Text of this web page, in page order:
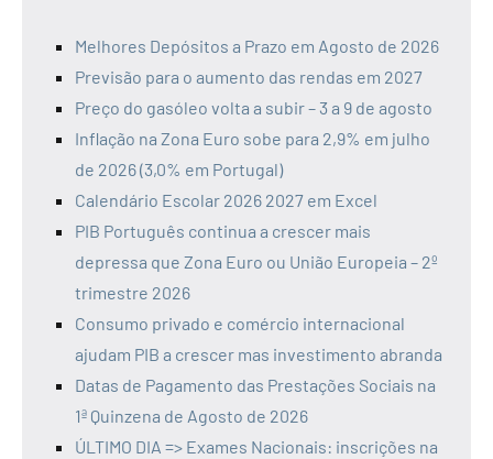
Melhores Depósitos a Prazo em Agosto de 2026
Previsão para o aumento das rendas em 2027
Preço do gasóleo volta a subir – 3 a 9 de agosto
Inflação na Zona Euro sobe para 2,9% em julho
de 2026 (3,0% em Portugal)
Calendário Escolar 2026 2027 em Excel
PIB Português continua a crescer mais
depressa que Zona Euro ou União Europeia – 2º
trimestre 2026
Consumo privado e comércio internacional
ajudam PIB a crescer mas investimento abranda
Datas de Pagamento das Prestações Sociais na
1ª Quinzena de Agosto de 2026
ÚLTIMO DIA => Exames Nacionais: inscrições na